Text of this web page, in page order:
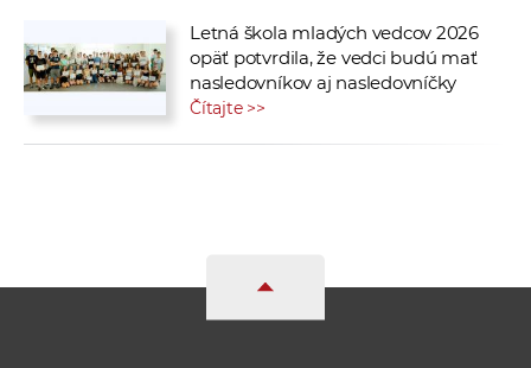
Letná škola mladých vedcov 2026
opäť potvrdila, že vedci budú mať
nasledovníkov aj nasledovníčky
Čítajte >>